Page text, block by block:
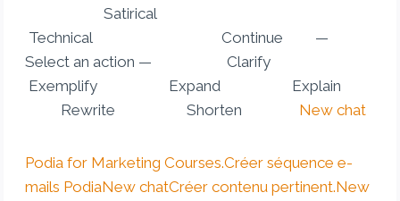
Satirical
Technical Continue —
Select an action — Clarify
Exemplify Expand Explain
Rewrite Shorten New chat
Podia for Marketing Courses.Créer séquence e-
mails PodiaNew chatCréer contenu pertinent.New